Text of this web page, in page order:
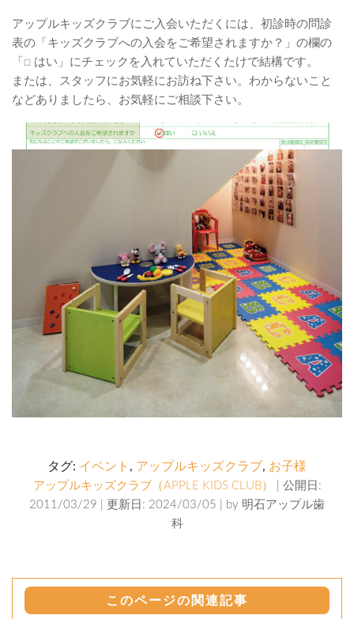
アップルキッズクラブにご入会いただくには、初診時の問診
表の「キッズクラブへの入会をご希望されますか？」の欄の
「□ はい」にチェックを入れていただくたけで結構です。
または、スタッフにお気軽にお訪ね下さい。わからないこと
などありましたら、お気軽にご相談下さい。
タグ: イベント , アップルキッズクラブ, お子様
アップルキッズクラブ（APPLE KIDS CLUB）
| 公開日:
2011/03/29 | 更新日: 2024/03/05 | by 明石アップル歯
科
このページの関連記事